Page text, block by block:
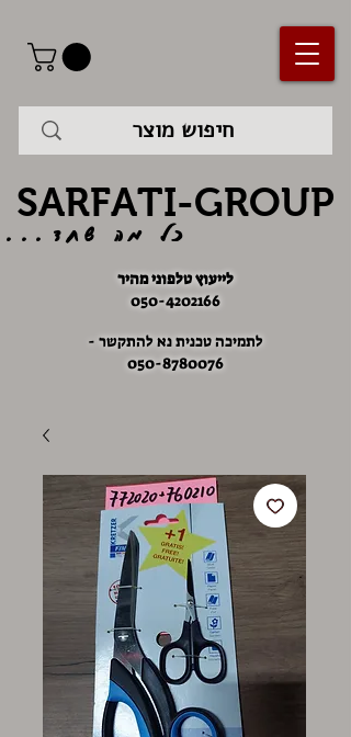
SARFATI-GROUP
לייעוץ טלפוני מהיר
050-4202166
לתמיכה טכנית נא להתקשר -
050-8780076
כל מה שחד...